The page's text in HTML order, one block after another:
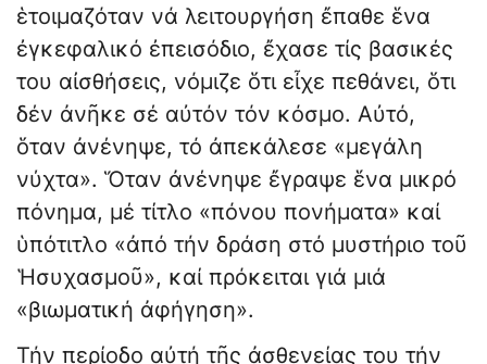
ἑτοιμαζόταν νά λειτουργήση ἔπαθε ἕνα
ἐγκεφαλικό ἐπεισόδιο, ἔχασε τίς βασικές
του αἰσθήσεις, νόμιζε ὅτι εἶχε πεθάνει, ὅτι
δέν ἀνῆκε σέ αὐτόν τόν κόσμο. Αὐτό,
ὅταν ἀνένηψε, τό ἀπεκάλεσε «μεγάλη
νύχτα». Ὅταν ἀνένηψε ἔγραψε ἕνα μικρό
πόνημα, μέ τίτλο «πόνου πονήματα» καί
ὑπότιτλο «ἀπό τήν δράση στό μυστήριο τοῦ
Ἡσυχασμοῦ», καί πρόκειται γιά μιά
«βιωματική ἀφήγηση».
Τήν περίοδο αὐτή τῆς ἀσθενείας του τήν